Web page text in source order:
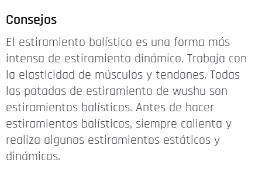
Consejos
El estiramiento balístico es una forma más
intensa de estiramiento dinámico. Trabaja con
la elasticidad de músculos y tendones. Todas
las patadas de estiramiento de wushu son
estiramientos balísticos. Antes de hacer
estiramientos balísticos, siempre calienta y
realiza algunos estiramientos estáticos y
dinámicos.